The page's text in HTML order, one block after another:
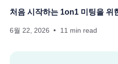
처음 시작하는 1on1 미팅을 위
6월 22, 2026 11 min read